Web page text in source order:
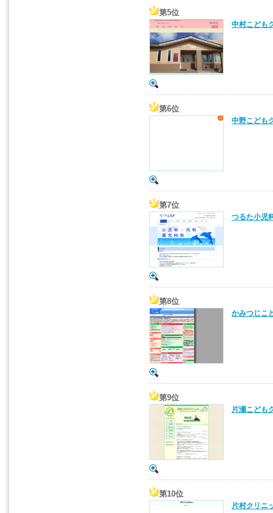
第5位
中村こども
第6位
中野こども
第7位
つるた小児
第8位
かみつじこ
第9位
片瀬こども
第10位
片村クリニ